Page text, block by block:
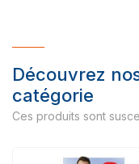
Découvrez
catégorie
Ces produits sont